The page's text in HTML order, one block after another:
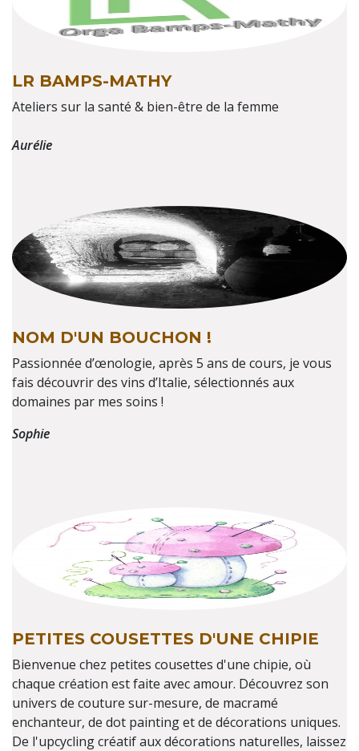
LR BAMPS-MATHY
Ateliers sur la santé & bien-être de la femme
Aurélie
NOM D'UN BOUCHON !
Passionnée d’œnologie, après 5 ans de cours, je vous
fais découvrir des vins d’Italie, sélectionnés aux
domaines par mes soins !
Sophie
PETITES COUSETTES D'UNE CHIPIE
Bienvenue chez petites cousettes d'une chipie, où
chaque création est faite avec amour. Découvrez son
univers de couture sur-mesure, de macramé
enchanteur, de dot painting et de décorations uniques.
De l'upcycling créatif aux décorations naturelles, laissez